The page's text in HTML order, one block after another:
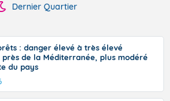
Dernier Quartier
: danger élevé à très élevé
près de la Méditerranée, plus modéré
du pays